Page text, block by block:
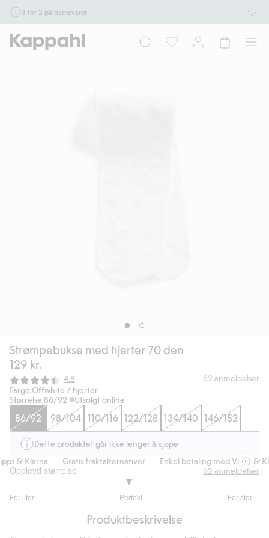
3 for 2 på barnevarer
17/8 i butikk & online for deg som er eller blir medlem. Kan ikke kombineres med
andre tilbud eller rabatter.
Strømpebukse med hjerter 70 den
129 kr.
Gjennomsnittskarakter:
4.8 62 anmeldelser
Farge:Offwhite / hjerter
Størrelse:86/92 Utsolgt online
86/92 98/104 110/116 122/128 134/140 146/152
Dette produktet går ikke lenger å kjøpe
& Klarna
Gratis fraktalternativer Enkel betaling med Vipps &
Opplevd størrelse
For liten Perfekt For stor
av
62 anmeldelser
Produktbeskrivelse